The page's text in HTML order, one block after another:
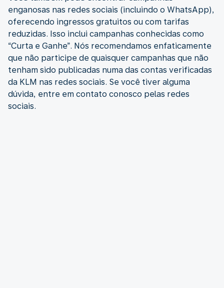
enganosas nas redes sociais (incluindo o WhatsApp),
oferecendo ingressos gratuitos ou com tarifas
reduzidas. Isso inclui campanhas conhecidas como
“Curta e Ganhe”. Nós recomendamos enfaticamente
que não participe de quaisquer campanhas que não
tenham sido publicadas numa das contas verificadas
da KLM nas redes sociais. Se você tiver alguma
dúvida, entre em contato conosco pelas redes
sociais.